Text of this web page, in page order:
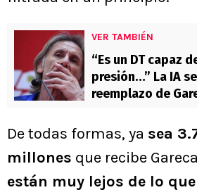
VER TAMBIÉN
“Es un DT capaz
presión…” La IA
reemplazo de
De todas formas, ya sea
millones que recibe
están muy lejos de lo